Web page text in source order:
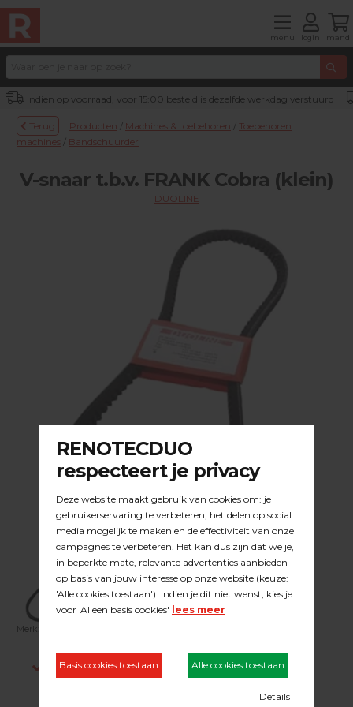
menu login mand
Indien op voorraad, voor 15:00 besteld is dezelfde werkdag verstuurd
Terug Producten / Machines & toebehoren / Toebehoren
machines / Bandschuurder
V-snaar t.b.v. FRANK Cobra (klein)
DUOLINE
Merk:
Indien op voorraad, voor 15:00 besteld is